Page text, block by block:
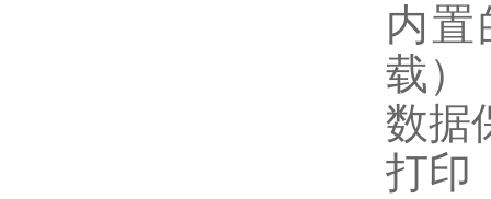
内
载）
数据
打